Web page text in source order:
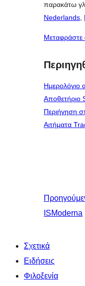
παρακάτω
Nederlands,
Μεταφράστε
Ημερολόγιο
Αποθετήριο
Περιήγηση
Αιτήματα
ISModerna
Σχετικά
Ειδήσεις
Φιλοξενία